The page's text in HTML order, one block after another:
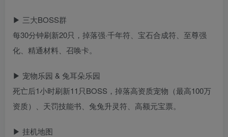
▶ 三大BOSS群
每30分钟刷新20只，掉落强·千年符、宝石合成符、至尊强
化、精通材料、召唤卡。
▶ 宠物乐园 & 兔耳朵乐园
死亡后1小时刷新11只BOSS，掉落高资质宠物（最高100万
资质）、天罚技能书、兔兔升灵符、高额元宝票。
▶ 挂机地图